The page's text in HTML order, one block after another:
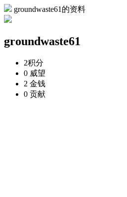
groundwaste61的资料
groundwaste61
2积分
0 威望
2 金钱
0 贡献